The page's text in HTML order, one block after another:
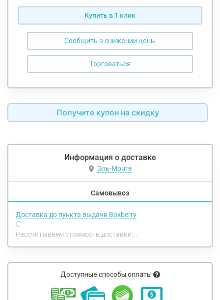
Купить в 1 клик
Сообщить о снижении цены
Получите купон на скидку
Информация о доставке
Эль-Монте
Самовывоз
Доставка до пункта выдачи Boxberry
Рассчитываем стоимость доставки...
Доступные способы оплаты